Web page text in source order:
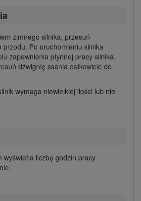
zimnego silnika, przesuń
przodu. Po uruchomieniu silnika
zapewnienia płynnej pracy silnika.
dźwignię ssania całkowicie do
wymaga niewielkiej ilości lub nie
wyświetla liczbę godzin pracy